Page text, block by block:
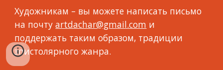
Художникам – вы можете написать письмо
на почтуartdachar@gmail.com и
поддержать таким образом, традиции
эпистолярного жанра.